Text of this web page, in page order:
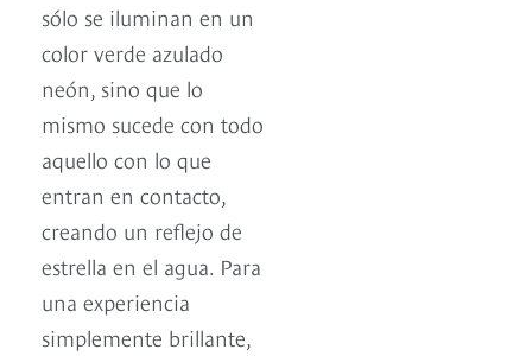
sólo se iluminan en un
color verde azulado
neón, sino que lo
mismo sucede con todo
aquello con lo que
entran en contacto,
creando un reflejo de
estrella en el agua. Para
una experiencia
simplemente brillante,